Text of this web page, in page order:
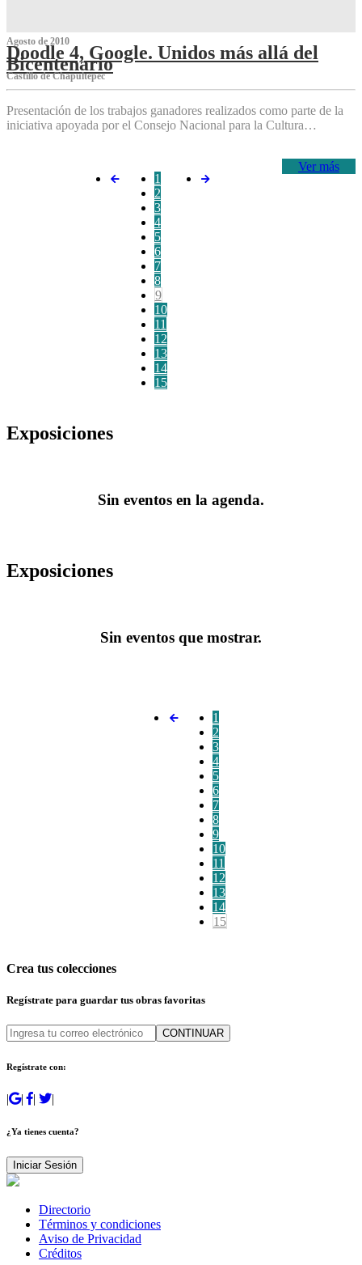
Agosto de 2010
Doodle 4, Google. Unidos más allá del
Bicentenario
Castillo de Chapultepec
Presentación de los trabajos ganadores realizados como parte de la
iniciativa apoyada por el Consejo Nacional para la Cultura…
Ver más
1
2
3
4
5
6
7
8
9
10
11
12
13
14
15
Exposiciones
Sin eventos en la agenda.
Exposiciones
Sin eventos que mostrar.
1
2
3
4
5
6
7
8
9
10
11
12
13
14
15
Crea tus colecciones
Regístrate para guardar tus obras favoritas
CONTINUAR
Regístrate con:
| | | |
¿Ya tienes cuenta?
Iniciar Sesión
Directorio
Términos y condiciones
Aviso de Privacidad
Créditos